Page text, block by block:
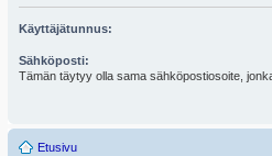
Käyttäjätunnus:
Sähköposti:
Tämän täytyy olla sama sähköpostiosoite,
Etusivu